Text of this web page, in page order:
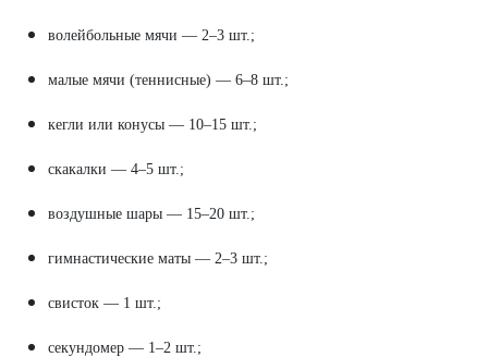
волейбольные мячи — 2–3 шт.;
малые мячи (теннисные) — 6–8 шт.;
кегли или конусы — 10–15 шт.;
скакалки — 4–5 шт.;
воздушные шары — 15–20 шт.;
гимнастические маты — 2–3 шт.;
свисток — 1 шт.;
секундомер — 1–2 шт.;